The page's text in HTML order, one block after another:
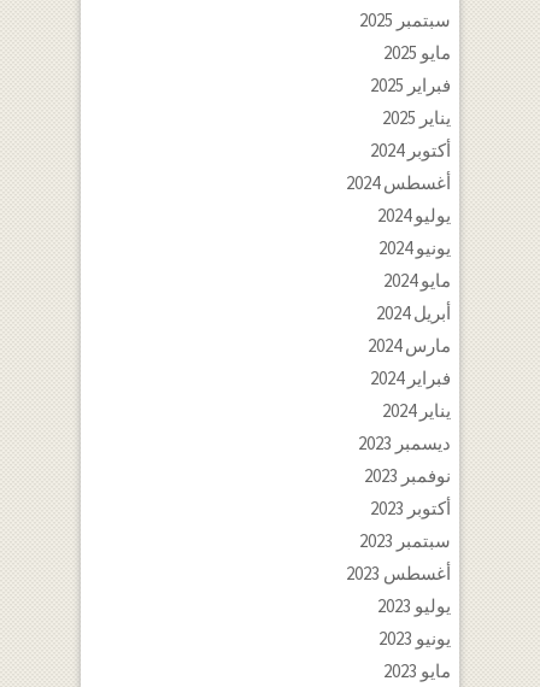
سبتمبر 2025
مايو 2025
فبراير 2025
يناير 2025
أكتوبر 2024
أغسطس 2024
يوليو 2024
يونيو 2024
مايو 2024
أبريل 2024
مارس 2024
فبراير 2024
يناير 2024
ديسمبر 2023
نوفمبر 2023
أكتوبر 2023
سبتمبر 2023
أغسطس 2023
يوليو 2023
يونيو 2023
مايو 2023